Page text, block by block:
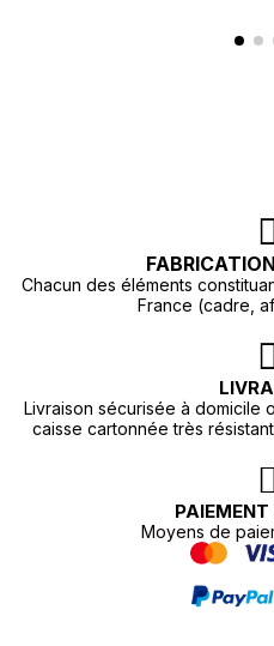
Chacun des éléments
France (cadre,
Livraison sécurisée à domicile
caisse cartonnée très
PAIEMENT
Moyens de